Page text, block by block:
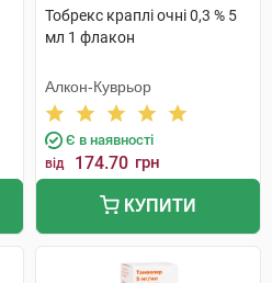
Тобрекс краплі очні 0,3 % 5
мл 1 флакон
Алкон-Куврьор
Є в наявності
від 174.70 грн
КУПИТИ